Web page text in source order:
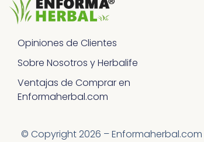
Opiniones de Clientes
Sobre Nosotros y Herbalife
Ventajas de Comprar en
Enformaherbal.com
© Copyright 2026 –